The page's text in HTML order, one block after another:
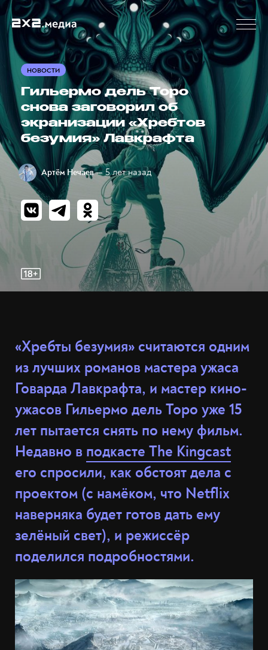
НОВОСТИ
Гильермо дель Торо
снова заговорил об
экранизации «Хребтов
безумия» Лавкрафта
Артём Нечаев — 5 лет назад
«Хребты безумия» считаются одним
из лучших романов мастера ужаса
Говарда Лавкрафта, и мастер кино-
ужасов Гильермо дель Торо уже 15
лет пытается снять по нему фильм.
Недавно в подкасте The Kingcast
его спросили, как обстоят дела с
проектом (с намёком, что Netflix
наверняка будет готов дать ему
зелёный свет), и режиссёр
поделился подробностями.